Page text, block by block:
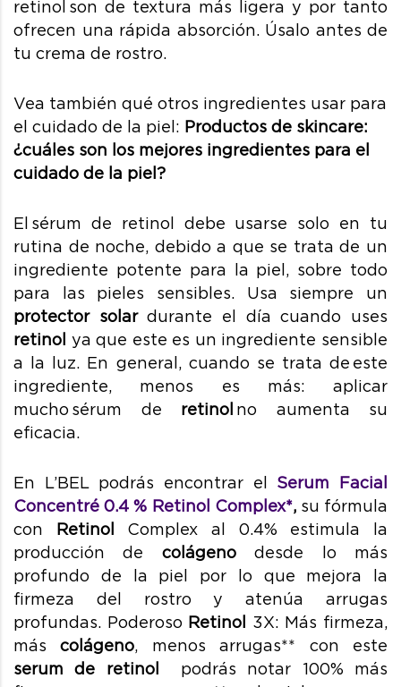
retinol son de textura más ligera y por tanto
ofrecen una rápida absorción. Úsalo antes de
tu crema de rostro.
Vea también qué otros ingredientes usar para
el cuidado de la piel: Productos de skincare:
¿cuáles son los mejores ingredientes para el
cuidado de la piel?
El sérum de retinol debe usarse solo en tu
rutina de noche, debido a que se trata de un
ingrediente potente para la piel, sobre todo
para las pieles sensibles. Usa siempre un
protector solardurante el día cuando uses
retinol ya que este es un ingrediente sensible
a la luz. En general, cuando se trata de este
ingrediente, menos es más: aplicar
mucho sérum de retinol no aumenta su
eficacia.
En L’BEL podrás encontrar el Serum Facial
Concentré 0.4 % Retinol Complex*,su fórmula
con
Retinol Complex al 0.4% estimula la
producción de colágenodesde lo más
profundo de la piel por lo que mejora la
firmeza del rostro y atenúa arrugas
profundas. Poderoso Retinol 3X: Más firmeza,
máscolágeno, menos arrugas** con este
serum de retinol
podrás notar 100% más